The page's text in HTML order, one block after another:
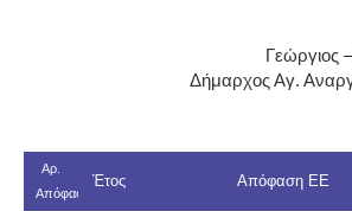
Γεώργιος
Δήμαρχος Αγ.
Αρ.
Απόφασης
Έτος Απόφαση ΕΕ